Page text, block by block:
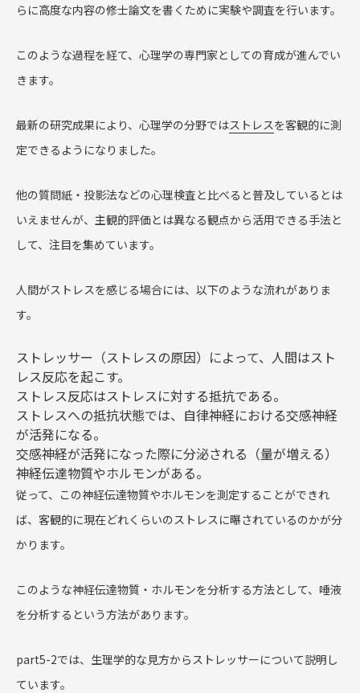
らに高度な内容の修士論文を書くために実験や調査を行います。
このような過程を経て、心理学の専門家としての育成が進んでい
きます。
最新の研究成果により、心理学の分野ではストレスを客観的に測
定できるようになりました。
他の質問紙・投影法などの心理検査と比べると普及しているとは
いえませんが、主観的評価とは異なる観点から活用できる手法と
して、注目を集めています。
人間がストレスを感じる場合には、以下のような流れがありま
す。
ストレッサー（ストレスの原因）によって、人間はスト
レス反応を起こす。
ストレス反応はストレスに対する抵抗である。
ストレスへの抵抗状態では、自律神経における交感神経
が活発になる。
交感神経が活発になった際に分泌される（量が増える）
神経伝達物質やホルモンがある。
従って、この神経伝達物質やホルモンを測定することができれ
ば、客観的に現在どれくらいのストレスに曝されているのかが分
かります。
このような神経伝達物質・ホルモンを分析する方法として、唾液
を分析するという方法があります。
part5-2では、生理学的な見方からストレッサーについて説明し
ています。